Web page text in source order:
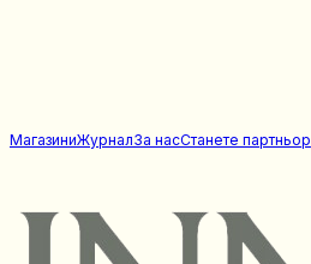
МагазиниЖурналЗа насСтанете партньор